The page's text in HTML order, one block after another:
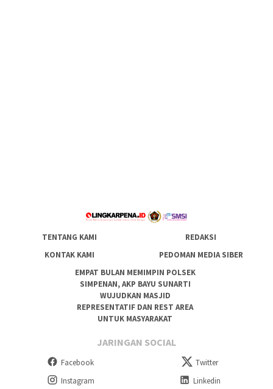
TENTANG KAMI
REDAKSI
KONTAK KAMI
PEDOMAN MEDIA SIBER
EMPAT BULAN MEMIMPIN POLSEK
SIMPENAN, AKP BAYU SUNARTI
WUJUDKAN MASJID
REPRESENTATIF DAN REST AREA
UNTUK MASYARAKAT
JARINGAN SOCIAL
Facebook
Twitter
Instagram
Linkedin